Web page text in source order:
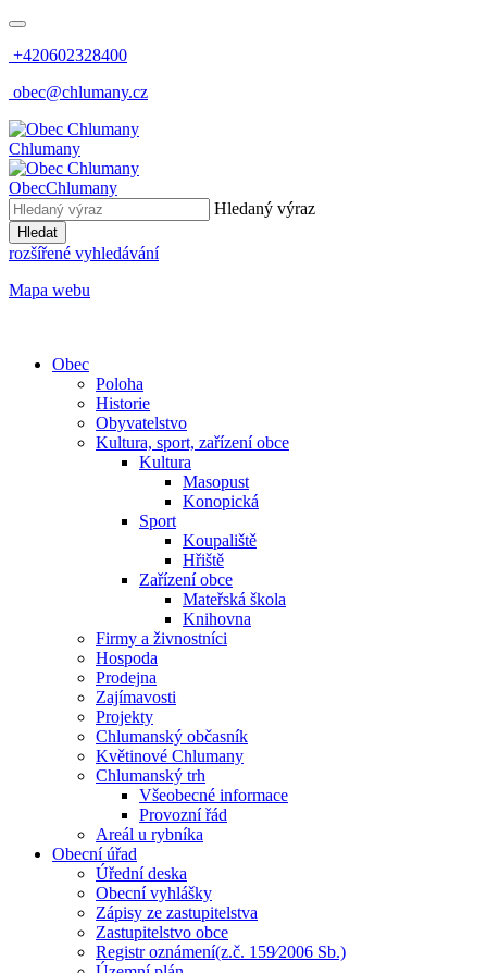
+420602328400
obec@chlumany.cz
Chlumany
ObecChlumany
Hledaný výraz
Hledat
rozšířené vyhledávání
Mapa webu
Obec
Poloha
Historie
Obyvatelstvo
Kultura, sport, zařízení obce
Kultura
Masopust
Konopická
Sport
Koupaliště
Hřiště
Zařízení obce
Mateřská škola
Knihovna
Firmy a živnostníci
Hospoda
Prodejna
Zajímavosti
Projekty
Chlumanský občasník
Květinové Chlumany
Chlumanský trh
Všeobecné informace
Provozní řád
Areál u rybníka
Obecní úřad
Úřední deska
Obecní vyhlášky
Zápisy ze zastupitelstva
Zastupitelstvo obce
Registr oznámení(z.č. 159⁄2006 Sb.)